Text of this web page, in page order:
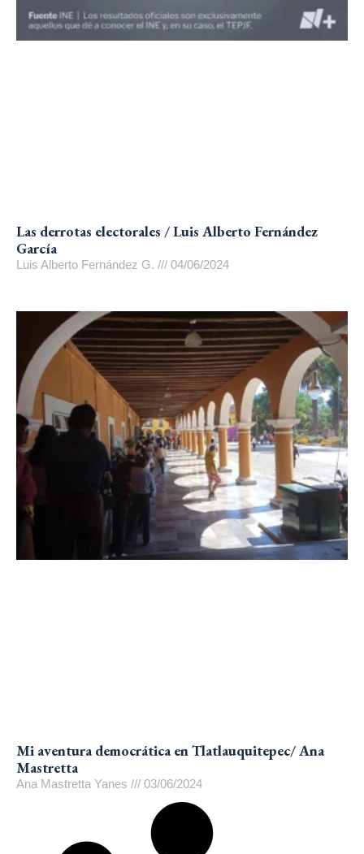
Las derrotas electorales / Luis Alberto Fernández
García
Luis Alberto Fernández G. 04/06/2024
Mi aventura democrática en Tlatlauquitepec/ Ana
Mastretta
Ana Mastretta Yanes 03/06/2024